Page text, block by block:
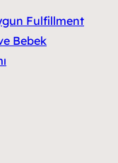
Fulfillment
Bebek